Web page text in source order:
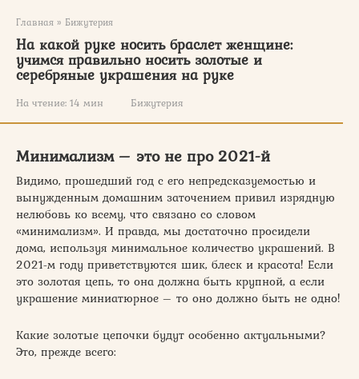
Главная » Бижутерия
На какой руке носить браслет женщине:
учимся правильно носить золотые и
серебряные украшения на руке
На чтение: 14 мин Бижутерия
Минимализм – это не про 2021-й
Видимо, прошедший год с его непредсказуемостью и
вынужденным домашним заточением привил изрядную
нелюбовь ко всему, что связано со словом
«минимализм». И правда, мы достаточно просидели
дома, используя минимальное количество украшений. В
2021-м году приветствуются шик, блеск и красота! Если
это золотая цепь, то она должна быть крупной, а если
украшение миниатюрное – то оно должно быть не одно!
Какие золотые цепочки будут особенно актуальными?
Это, прежде всего: